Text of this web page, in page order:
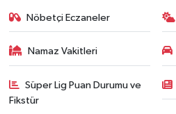
Nöbetçi Eczaneler
Namaz Vakitleri
Süper Lig Puan Durumu ve
Fikstür